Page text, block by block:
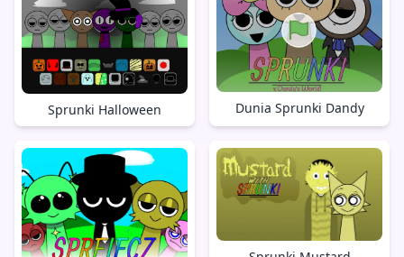
Sprunki Halloween Dunia Sprunki Dandy